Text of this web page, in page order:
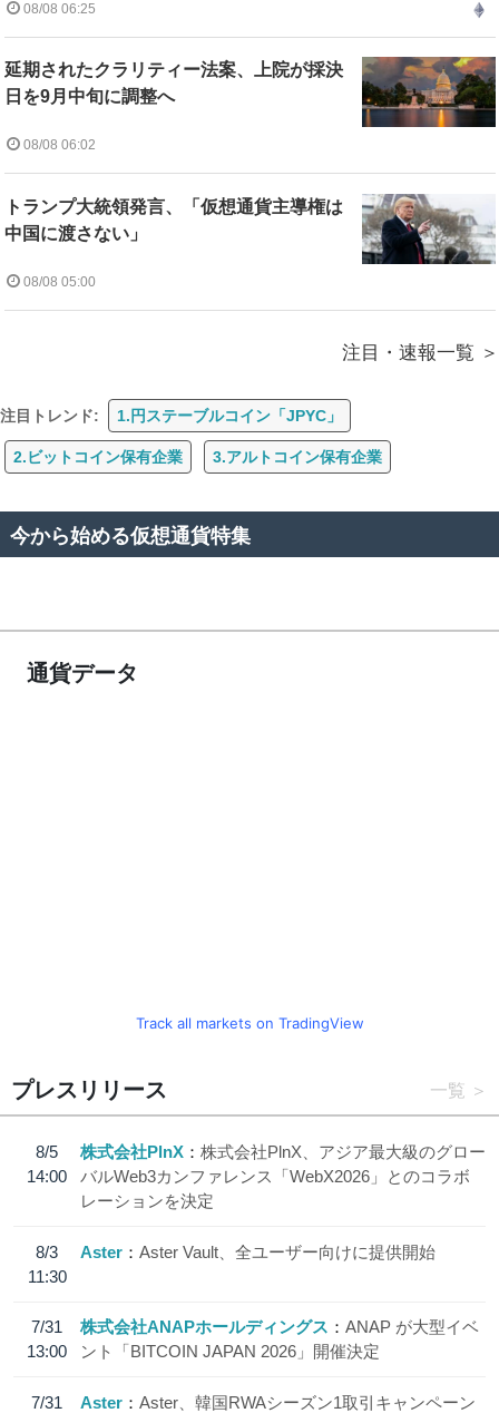
08/08 06:25
延期されたクラリティー法案、上院が採決
日を9月中旬に調整へ
08/08 06:02
トランプ大統領発言、「仮想通貨主導権は
中国に渡さない」
08/08 05:00
注目・速報一覧
注目トレンド: 1.円ステーブルコイン「JPYC」
2.ビットコイン保有企業 3.アルトコイン保有企業
今から始める仮想通貨特集
通貨データ
Track all markets on TradingView
プレスリリース 一覧
8/5
14:00
株式会社PlnX
株式会社PlnX、アジア最大級のグロー
バルWeb3カンファレンス「WebX2026」とのコラボ
レーションを決定
8/3
11:30
Aster Aster Vault、全ユーザー向けに提供開始
7/31
13:00
株式会社ANAPホールディングス
ANAP が大型イベ
ント「BITCOIN JAPAN 2026」開催決定
7/31
Aster
Aster、韓国RWAシーズン1取引キャンペーン